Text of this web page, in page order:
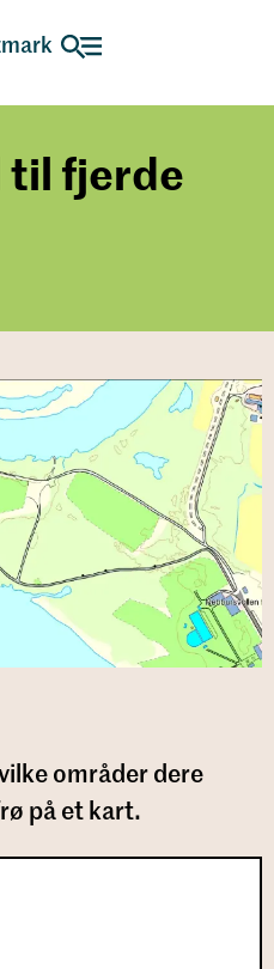
fjerde
områder dere
på et kart.